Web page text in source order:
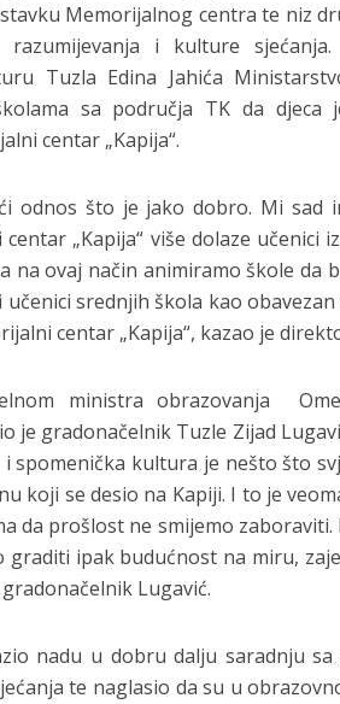
Memorijalnog centra te niz
i kulture sjećanja.
Tuzla Edina Jahića
sa područja TK da djeca
centar „Kapija“.
odnos što je jako dobro. Mi sad
„Kapija“ više dolaze učenici
na ovaj način animiramo škole da
srednjih škola kao
centar „Kapija“, kazao je
ministra obrazovanja
je gradonačelnik Tuzle Zijad
spomenička kultura je nešto što
koji se desio na Kapiji. I to je
da prošlost ne smijemo zaboraviti.
graditi ipak budućnost na miru,
Lugavić.
nadu u dobru dalju saradnju sa
te naglasio da su u